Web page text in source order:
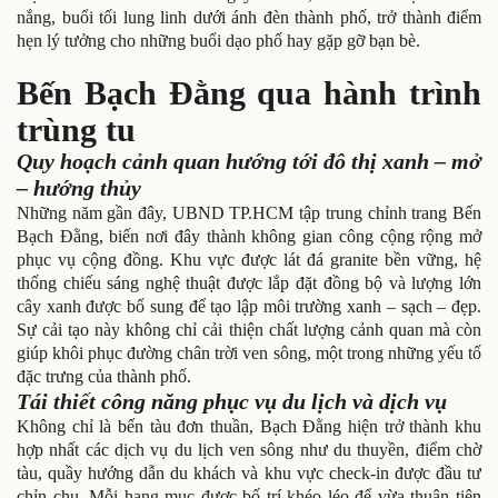
nắng, buổi tối lung linh dưới ánh đèn thành phố, trở thành điểm
hẹn lý tưởng cho những buổi dạo phố hay gặp gỡ bạn bè.
Bến Bạch Đằng qua hành trình
trùng tu
Quy hoạch cảnh quan hướng tới đô thị xanh – mở
– hướng thủy
Những năm gần đây, UBND TP.HCM tập trung chỉnh trang Bến
Bạch Đằng, biến nơi đây thành không gian công cộng rộng mở
phục vụ cộng đồng. Khu vực được lát đá granite bền vững, hệ
thống chiếu sáng nghệ thuật được lắp đặt đồng bộ và lượng lớn
cây xanh được bổ sung để tạo lập môi trường xanh – sạch – đẹp.
Sự cải tạo này không chỉ cải thiện chất lượng cảnh quan mà còn
giúp khôi phục đường chân trời ven sông, một trong những yếu tố
đặc trưng của thành phố.
Tái thiết công năng phục vụ du lịch và dịch vụ
Không chỉ là bến tàu đơn thuần, Bạch Đằng hiện trở thành khu
hợp nhất các dịch vụ du lịch ven sông như du thuyền, điểm chờ
tàu, quầy hướng dẫn du khách và khu vực check-in được đầu tư